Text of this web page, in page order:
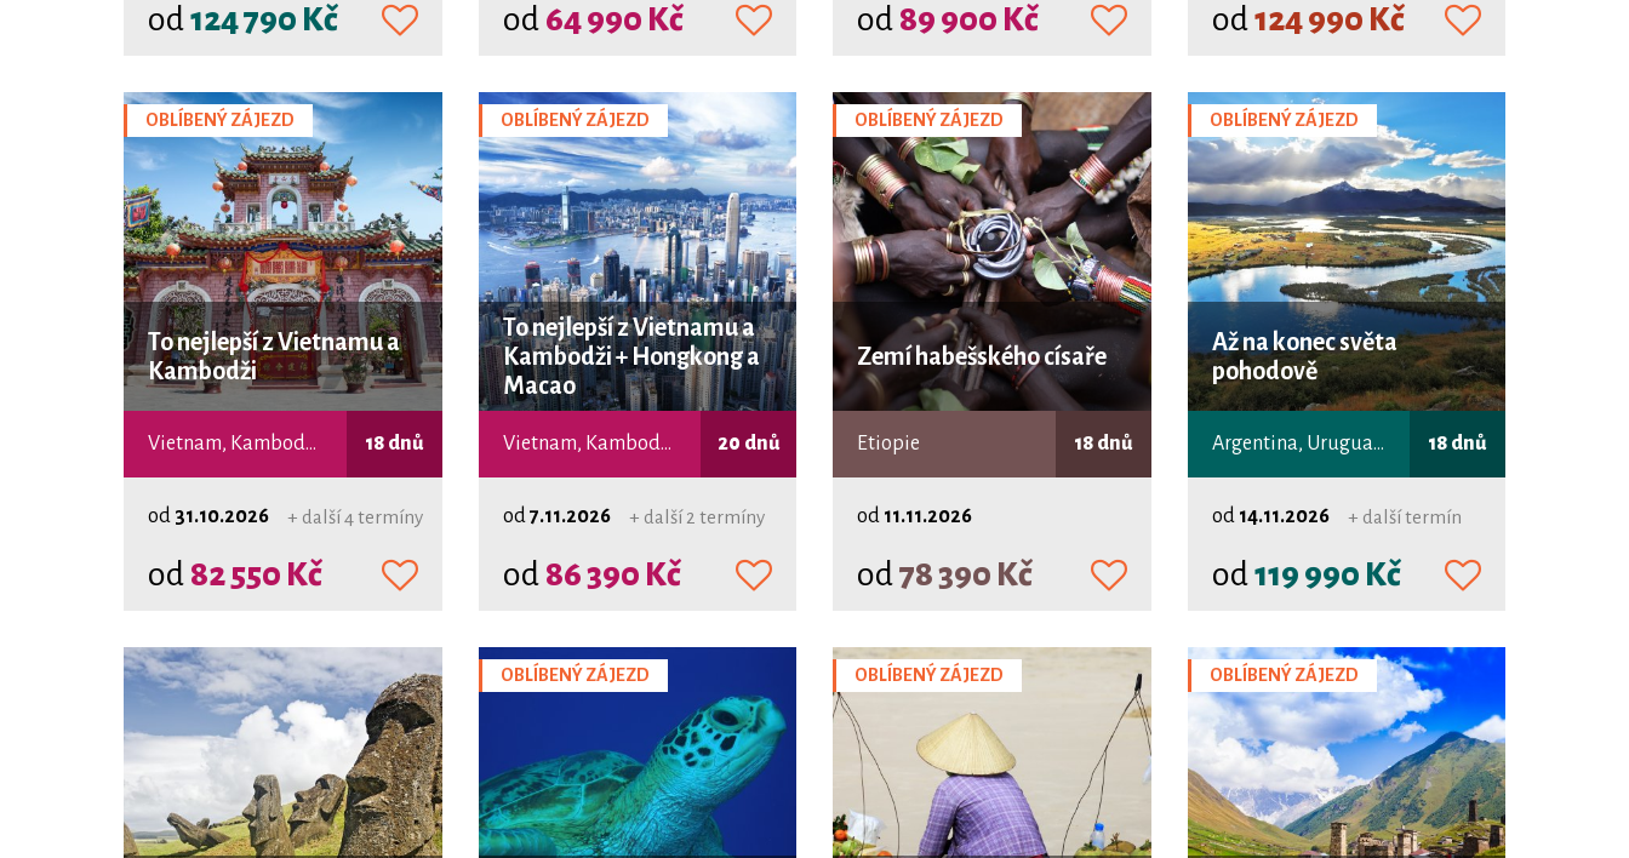
od124 790 Kč od 64 990 Kč od 89 900 Kč od124 990 Kč
OBLÍBENÝ ZÁJEZD
To nejlepší z Vietnamu a
Kambodži
Vietnam, Kambodža 18 dnů
od 31.10.2026 + další 4 termíny
od 82 550 Kč
OBLÍBENÝ ZÁJEZD
To nejlepší z Vietnamu a
Kambodži + Hongkong a
Macao
Vietnam, Kambodža, Macao 20 dnů
od 7.11.2026 + další 2 termíny
od 86 390 Kč
OBLÍBENÝ ZÁJEZD
Zemí habešského císaře
Etiopie 18 dnů
od 11.11.2026
od78 390 Kč
OBLÍBENÝ ZÁJEZD
Až na konec světa
pohodově
Argentina, Uruguay, Chile 18 dnů
od 14.11.2026 + další termín
od119 990 Kč
OBLÍBENÝ ZÁJEZD OBLÍBENÝ ZÁJEZD OBLÍBENÝ ZÁJEZD